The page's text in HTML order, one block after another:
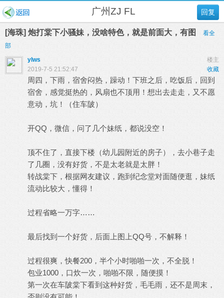
回复
广州ZJ FL
[海珠] 炮打棠下小骚妹，没啥特色，就是前面大，有图
看全
部
楼主
ylws
收藏
2019-7-5 21:52:47
周四，下雨，宿舍闷热，躁动！下班之后，吃饭后，回到
宿舍，感觉挺热的，风扇也不顶用！想出去走走，又不愿
意动，坑！（住车陂）
开QQ，微信，问了几个妹纸，都说没空！
顶不住了，直接下楼（幼儿园附近的房子），去小巷子走
了几圈，没有好货，不是太老就是太胖！
转战棠下，根据网友建议，跑到纪念堂对面随便逛，妹纸
流动比较大，懂得！
过程省略一万字……
最后找到一个好货，后面上图上QQ号，不解释！
过程很爽，快餐200，半个小时啪啪一次，不全脱！
包业1000，口炊一次，啪啪不限，随便摸！
第一次在车陂棠下看到这种好货，毛毛雨，还不是周末，